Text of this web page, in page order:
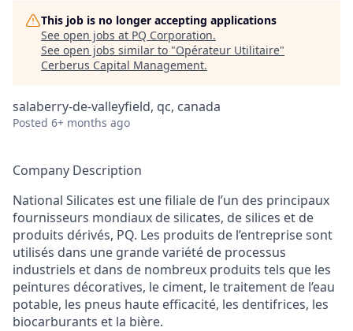
This job is no longer accepting applications
See open jobs at PQ Corporation.
See open jobs similar to "Opérateur Utilitaire"
Cerberus Capital Management.
salaberry-de-valleyfield, qc, canada
Posted 6+ months ago
Company Description
National Silicates est une filiale de l’un des principaux
fournisseurs mondiaux de silicates, de silices et de
produits dérivés, PQ. Les produits de l’entreprise sont
utilisés dans une grande variété de processus
industriels et dans de nombreux produits tels que les
peintures décoratives, le ciment, le traitement de l’eau
potable, les pneus haute efficacité, les dentifrices, les
biocarburants et la bière.